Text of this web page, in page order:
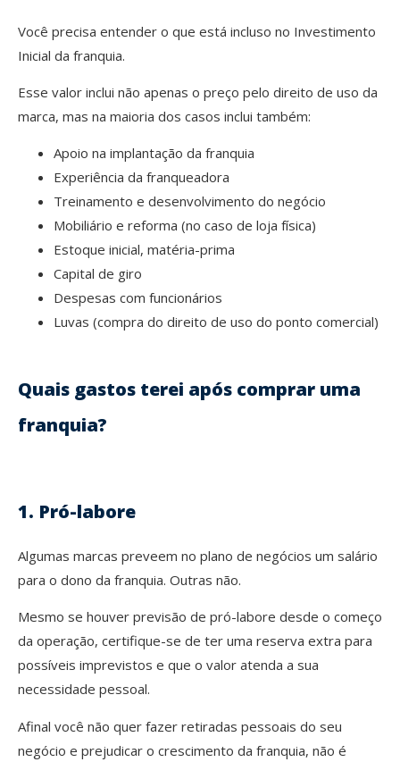
Você precisa entender o que está incluso no Investimento
Inicial da franquia.
Esse valor inclui não apenas o preço pelo direito de uso da
marca, mas na maioria dos casos inclui também:
Apoio na implantação da franquia
Experiência da franqueadora
Treinamento e desenvolvimento do negócio
Mobiliário e reforma (no caso de loja física)
Estoque inicial, matéria-prima
Capital de giro
Despesas com funcionários
Luvas (compra do direito de uso do ponto comercial)
Quais gastos terei após comprar uma
franquia?
1. Pró-labore
Algumas marcas preveem no plano de negócios um salário
para o dono da franquia. Outras não.
Mesmo se houver previsão de pró-labore desde o começo
da operação, certifique-se de ter uma reserva extra para
possíveis imprevistos e que o valor atenda a sua
necessidade pessoal.
Afinal você não quer fazer retiradas pessoais do seu
negócio e prejudicar o crescimento da franquia, não é